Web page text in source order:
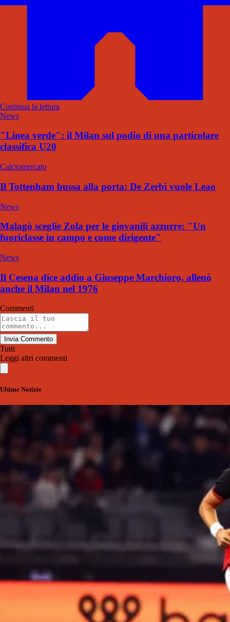
Continua la lettura
News
"Linea verde": il Milan sul podio di una particolare
classifica U20
Calciomercato
Il Tottenham bussa alla porta: De Zerbi vuole Leao
News
Malagò sceglie Zola per le giovanili azzurre: "Un
fuoriclasse in campo e come dirigente"
News
Il Cesena dice addio a Giuseppe Marchioro, allenò
anche il Milan nel 1976
Commenti
Invia Commento
Tutti
Leggi altri commenti
Ultime Notizie